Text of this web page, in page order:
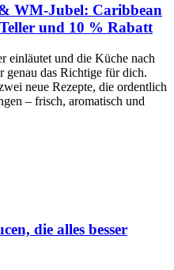
WM-Jubel: Caribbean
und 10 % Rabatt
einläutet und die Küche nach
das Richtige für dich.
neue Rezepte, die ordentlich
– frisch, aromatisch und
die alles besser